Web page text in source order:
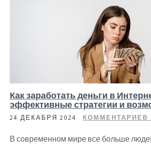
Как заработать деньги в
эффективные стратегии и
24 ДЕКАБРЯ 2024 КОММЕНТАРИЕВ
В современном мире все больше